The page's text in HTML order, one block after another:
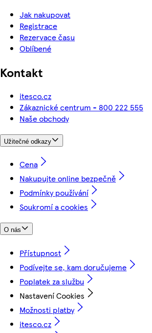
Jak nakupovat
Registrace
Rezervace času
Oblíbené
Kontakt
itesco.cz
Zákaznické centrum - 800 222 555
Naše obchody
Užitečné odkazy
Cena
Nakupujte online bezpečně
Podmínky používání
Soukromí a cookies
O nás
Přístupnost
Podívejte se, kam doručujeme
Poplatek za službu
Nastavení Cookies
Možnosti platby
itesco.cz